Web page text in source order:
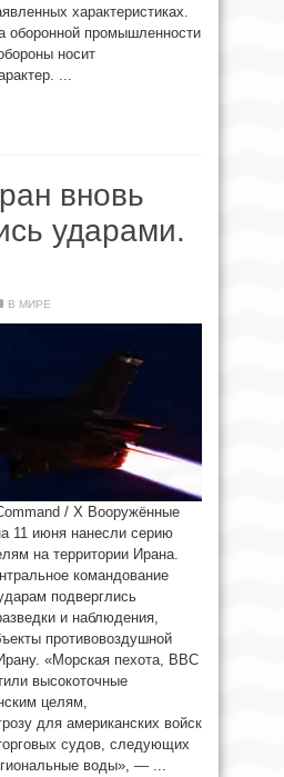
характеристиках.
оборонной промышленности
носит
...
вновь
ударами.
В МИРЕ
/ X Вооружённые
11 июня нанесли серию
на территории Ирана.
командование
подверглись
и наблюдения,
противовоздушной
«Морская пехота, ВВС
высокоточные
целям,
для американских войск
судов, следующих
воды», — ...